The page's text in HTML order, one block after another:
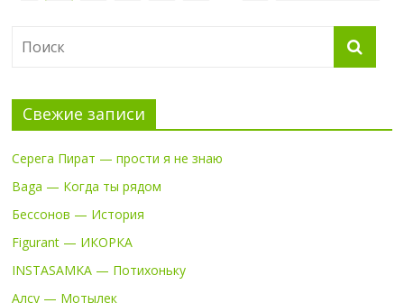
Свежие записи
Серега Пират — прости я не знаю
Baga — Когда ты рядом
Бессонов — История
Figurant — ИКОРКА
INSTASAMKA — Потихоньку
Алсу — Мотылек